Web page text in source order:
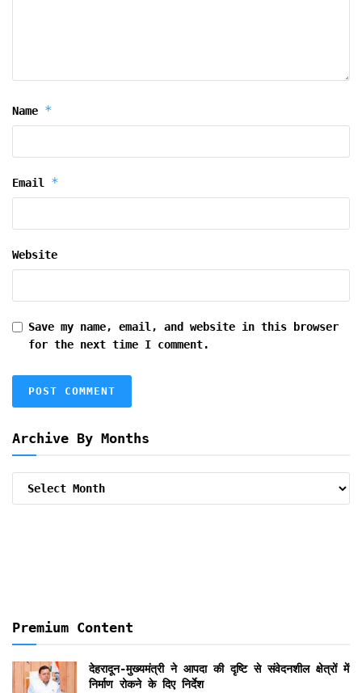
Name *
Email *
Website
Save my name, email, and website in this browser
for the next time I comment.
Archive By Months
Premium Content
देहरादून-मुख्यमंत्री ने आपदा की दृष्टि से संवेदनशील क्षेत्रों में
निर्माण रोकने के दिए निर्देश